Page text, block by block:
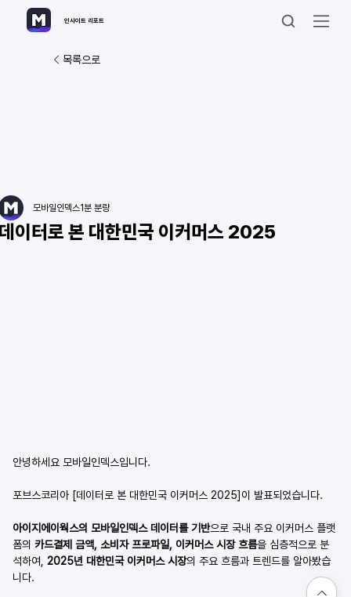
인사이트 리포트
목록으로
이터로 본 대한민국 이커머스 2025
모바일인덱스1분 분량
안녕하세요 모바일인덱스입니다.
포브스코리아 [데이터로 본 대한민국 이커머스 2025]이 발표되었습니다.
아이지에이웍스의 모바일인덱스 데이터를 기반으로 국내 주요 이커머스 플랫
폼의 카드결제 금액, 소비자 프로파일, 이커머스 시장 흐름을 심층적으로 분
석하여, 2025년 대한민국 이커머스 시장의 주요 흐름과 트렌드를 알아봤습
니다.